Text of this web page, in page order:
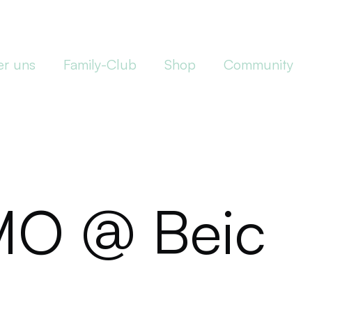
uns Family-Club Shop Community
@ Beic